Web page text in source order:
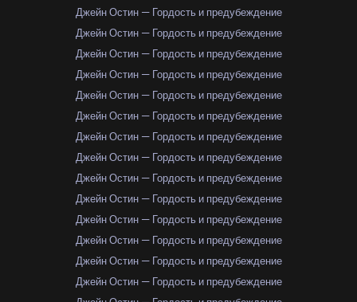
Джейн Остин — Гордость и предубеждение
Джейн Остин — Гордость и предубеждение
Джейн Остин — Гордость и предубеждение
Джейн Остин — Гордость и предубеждение
Джейн Остин — Гордость и предубеждение
Джейн Остин — Гордость и предубеждение
Джейн Остин — Гордость и предубеждение
Джейн Остин — Гордость и предубеждение
Джейн Остин — Гордость и предубеждение
Джейн Остин — Гордость и предубеждение
Джейн Остин — Гордость и предубеждение
Джейн Остин — Гордость и предубеждение
Джейн Остин — Гордость и предубеждение
Джейн Остин — Гордость и предубеждение